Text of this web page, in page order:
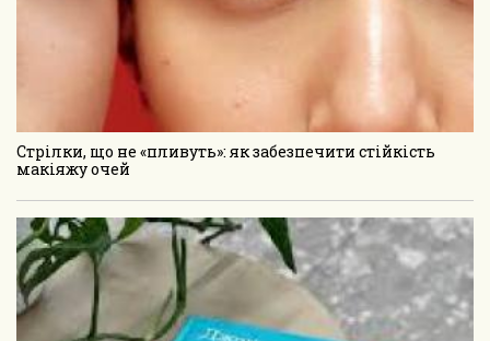
Стрілки, що не «пливуть»: як забезпечити стійкість
макіяжу очей